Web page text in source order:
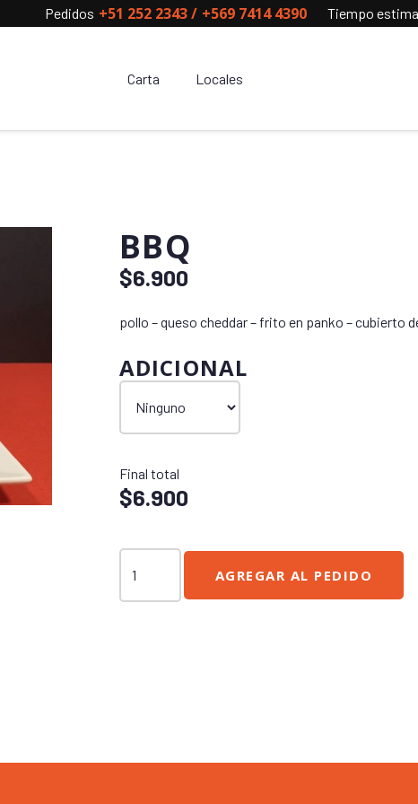
Pedidos +51 252 2343 / +569 7414 4390 Tiempo
Carta Locales
BBQ
$6.900
pollo – queso cheddar – frito en panko – cubierto
ADICIONAL
Final total
$6.900
cantidad
AGREGAR AL PEDIDO